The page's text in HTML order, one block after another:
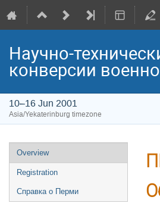
Научно-
конверсии
10–16 Jun 2001
Asia/Yekaterinburg timezone
Event
menu
Overview
Registration
Справка о Перми